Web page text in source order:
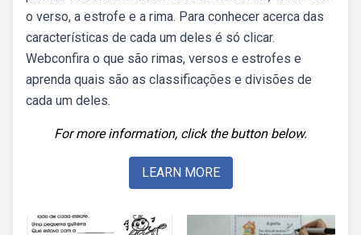
o verso, a estrofe e a rima. Para conhecer acerca das
características de cada um deles é só clicar.
Webconfira o que são rimas, versos e estrofes e
aprenda quais são as classificações e divisões de
cada um deles.
For more information, click the button below.
LEARN MORE